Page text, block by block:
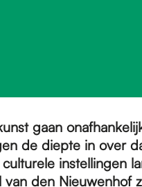
gaan
de diepte in over
instellingen
den Nieuwenhof